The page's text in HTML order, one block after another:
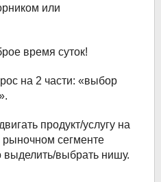
или
время суток!
на 2 части: «выбор
продукт/услугу на
сегменте
выделить/выбрать нишу.